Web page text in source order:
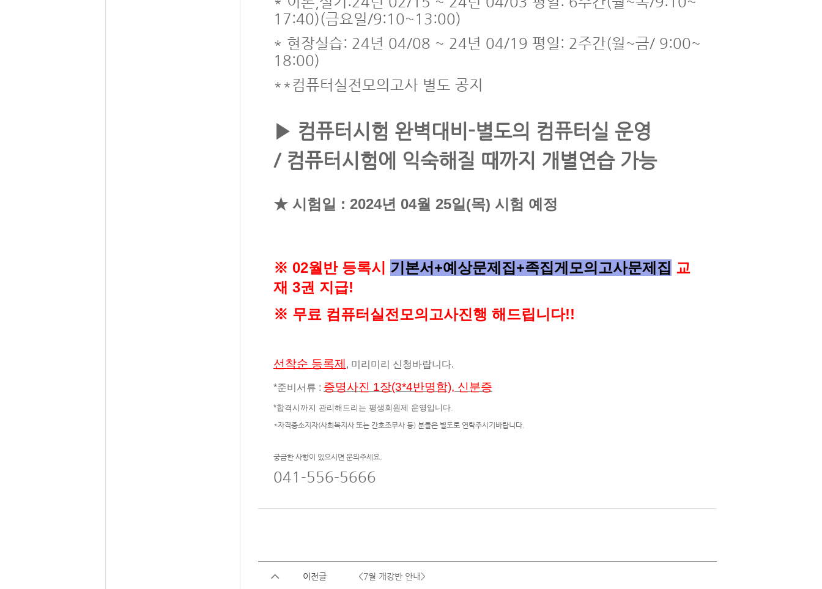
17:40)(금요일/9:10~13:00)
* 현장실습: 24년 04/08 ~ 24년 04/19 평일: 2주간(월~금/ 9:00~
18:00)
**컴퓨터실전모의고사 별도 공지
▶ 컴퓨터시험 완벽대비-별도의 컴퓨터실 운영
/ 컴퓨터시험에 익숙해질 때까지 개별연습 가능
★ 시험일 : 2024년 04월 25일(목) 시험 예정
※ 02월반 등록시 기본서+예상문제집+족집게모의고사문제집 교
재 3권 지급!
※ 무료 컴퓨터실전모의고사진행 해드립니다!!
선착순 등록제 , 미리미리 신청바랍니다.
*준비서류 : 증명사진 1장(3*4반명함), 신분증
*합격시까지 관리해드리는 평생회원제 운영입니다.
*자격증소지자(사회복지사 또는 간호조무사 등) 분들은 별도로 연락주시기바랍니다.
궁금한 사항이 있으시면 문의주세요.
041-556-5666
이전글 <7월 개강반 안내>